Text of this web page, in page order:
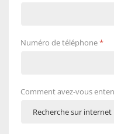
Numéro de téléphone*
Comment avez-vous